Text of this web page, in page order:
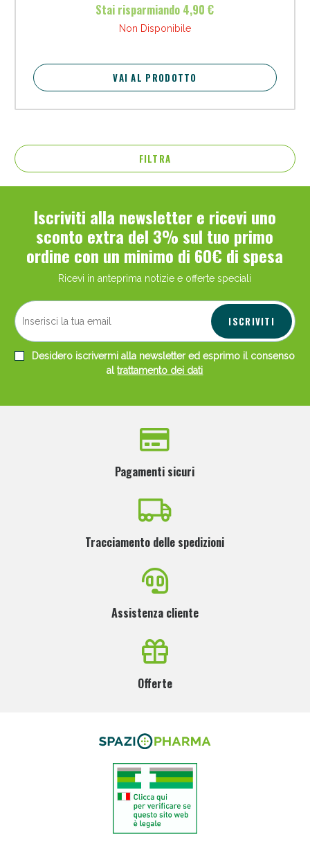
Stai risparmiando 4,90 €
Non Disponibile
VAI AL PRODOTTO
FILTRA
Iscriviti alla newsletter e ricevi uno
sconto extra del 3% sul tuo primo
ordine con un minimo di 60€ di spesa
Ricevi in anteprima notizie e offerte speciali
ISCRIVITI
Desidero iscrivermi alla newsletter ed esprimo il consenso
altrattamento dei dati
Pagamenti sicuri
Tracciamento delle spedizioni
Assistenza cliente
Offerte